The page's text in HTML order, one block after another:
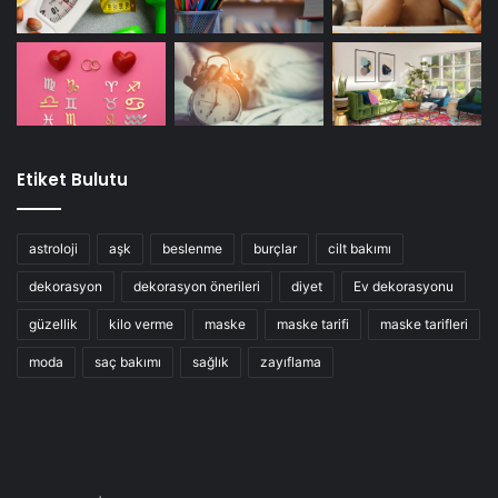
Etiket Bulutu
astroloji aşk beslenme burçlar cilt bakımı
dekorasyon dekorasyon önerileri diyet Ev dekorasyonu
güzellik kilo verme maske maske tarifi maske tarifleri
moda saç bakımı sağlık zayıflama